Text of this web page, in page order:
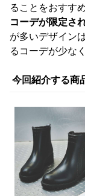
ることをおすす
コーデが限定さ
が多いデザイン
るコーデが少な
今回紹介する商